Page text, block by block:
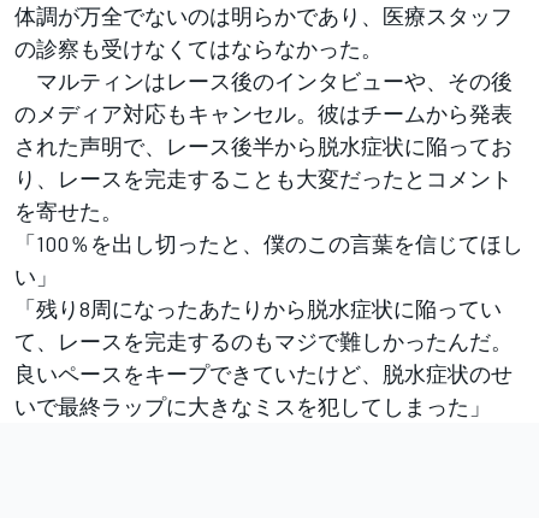
体調が万全でないのは明らかであり、医療スタッフ
の診察も受けなくてはならなかった。
マルティンはレース後のインタビューや、その後
のメディア対応もキャンセル。彼はチームから発表
された声明で、レース後半から脱水症状に陥ってお
り、レースを完走することも大変だったとコメント
を寄せた。
「100％を出し切ったと、僕のこの言葉を信じてほし
い」
「残り8周になったあたりから脱水症状に陥ってい
て、レースを完走するのもマジで難しかったんだ。
良いペースをキープできていたけど、脱水症状のせ
いで最終ラップに大きなミスを犯してしまった」